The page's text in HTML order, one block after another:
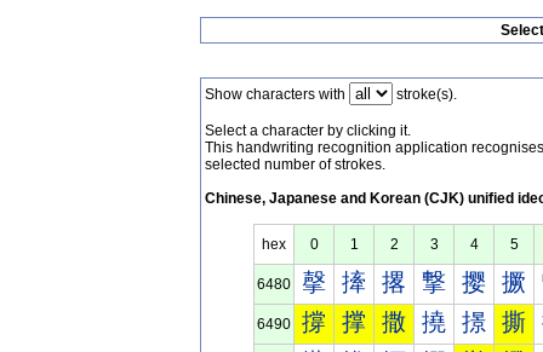
Show characters with stroke(s).
Select a character by clicking it.
This handwriting recognition application
selected number of strokes.
Chinese, Japanese and Korean (CJK) unified
hex 0 1 2 3 4 5
6480 撀 撁 撂 撃 撄 撅
6490 撐 撑 撒 撓 撔 撕